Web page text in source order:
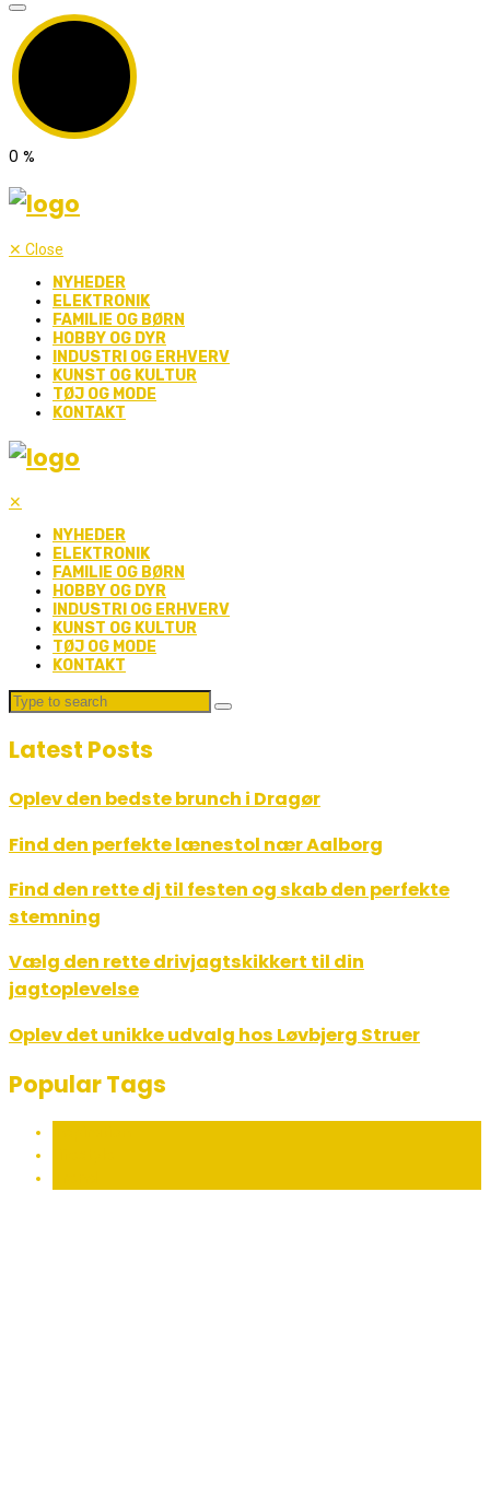
0 %
✕ Close
NYHEDER
ELEKTRONIK
FAMILIE OG BØRN
HOBBY OG DYR
INDUSTRI OG ERHVERV
KUNST OG KULTUR
TØJ OG MODE
KONTAKT
✕
NYHEDER
ELEKTRONIK
FAMILIE OG BØRN
HOBBY OG DYR
INDUSTRI OG ERHVERV
KUNST OG KULTUR
TØJ OG MODE
KONTAKT
Latest Posts
Oplev den bedste brunch i Dragør
Find den perfekte lænestol nær Aalborg
Find den rette dj til festen og skab den perfekte
stemning
Vælg den rette drivjagtskikkert til din
jagtoplevelse
Oplev det unikke udvalg hos Løvbjerg Struer
Popular Tags